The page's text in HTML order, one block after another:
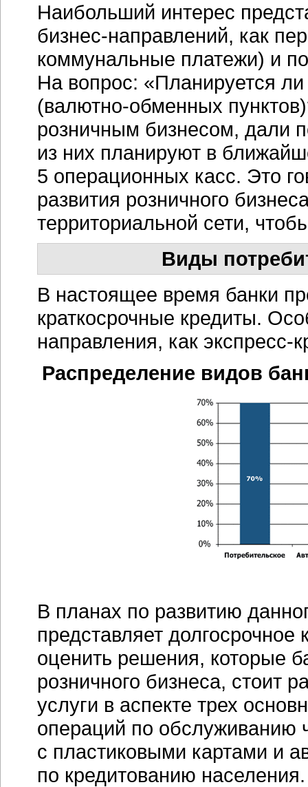
Наибольший интерес
бизнес-направлений, как
коммунальные платежи) и
На вопрос: «Планируется
(валютно-обменных
розничным бизнесом, дали
из них планируют в
5 операционных касс. Это
развития розничного
территориальной сети,
Виды
В настоящее время банки
краткосрочные кредиты.
направления, как экспресс-
Распределение видов
В планах по развитию
представляет
оценить решения, которые
розничного бизнеса, стоит
услуги в аспекте трех
операций по обслуживанию
с пластиковыми картами и
по кредитованию населения.